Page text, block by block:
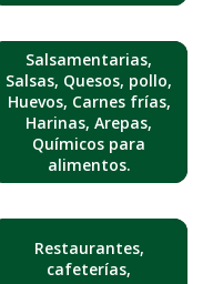
Salsamentarias,
Salsas, Quesos, pollo,
Huevos, Carnes frías,
Harinas, Arepas,
Químicos para
alimentos.
Restaurantes,
cafeterías,